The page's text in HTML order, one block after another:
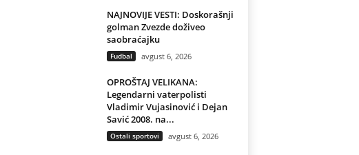
NAJNOVIJE VESTI: Doskorašnji
golman Zvezde doživeo
saobraćajku
Fudbal avgust 6, 2026
OPROŠTAJ VELIKANA:
Legendarni vaterpolisti
Vladimir Vujasinović i Dejan
Savić 2008. na...
Ostali sportovi avgust 6, 2026